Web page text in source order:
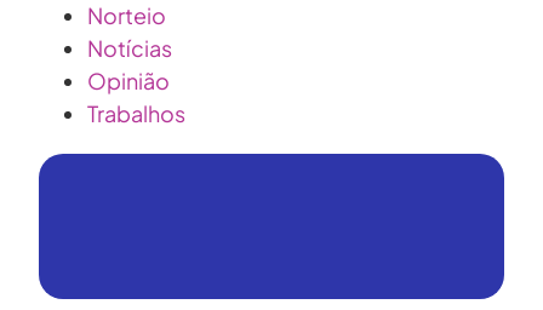
Norteio
Notícias
Opinião
Trabalhos